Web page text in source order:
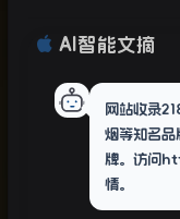
AI智能文摘
网站收录
烟等知名品
牌。访问
情。